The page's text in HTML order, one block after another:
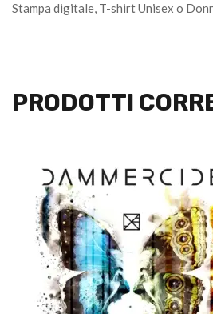
Stampa digitale, T-shirt Unisex o
PRODOTTI